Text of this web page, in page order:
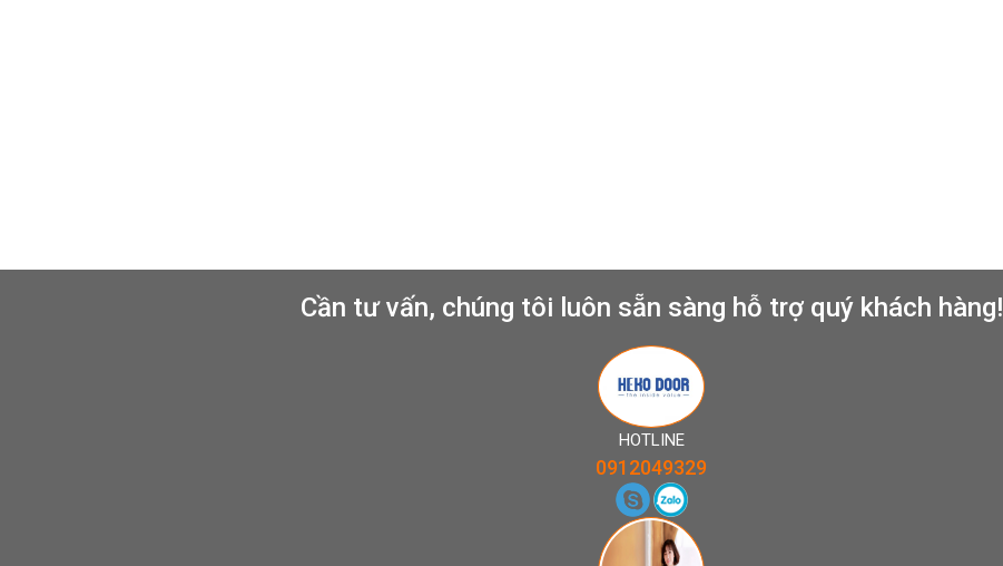
Cần tư vấn, chúng tôi luôn sẵn sàng hỗ trợ quý khách hàng!
HOTLINE
0912049329